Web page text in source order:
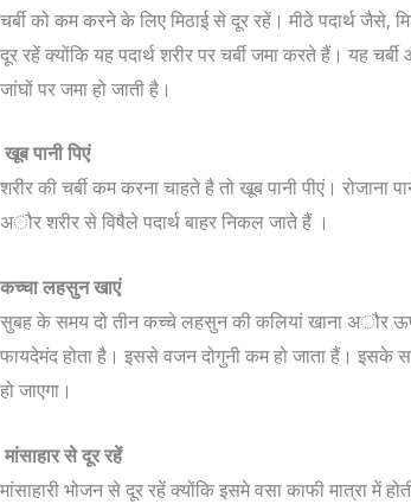
चर्बी को कम करने के लिए मिठाई से दूर रहें। मीठे पदार्थ जैसे,
दूर रहें क्योंकि यह पदार्थ शरीर पर चर्बी जमा करते हैं। यह
जांघों पर जमा हो जाती है।
खूब पानी पिएं
शरीर की चर्बी कम करना चाहते है तो खूब पानी पीएं। रोजाना
अौर शरीर से विषैले पदार्थ बाहर निकल जाते हैं ।
कच्‍चा लहसुन खाएं
सुबह के समय दो तीन कच्‍चे लहसुन की कलियां खाना अौर
फायदेमंद होता है। इससे वजन दोगुनी कम हो जाता हैं। इसके
हो जाएगा।
मांसाहार से दूर रहें
मांसाहारी भोजन से दूर रहें क्योंकि इसमे वसा काफी मात्रा में
मैं एक महिला मुस्लिम डॉक्टर भारत जैसे सहिष्णु देश में :
सोफिया रंगवाला